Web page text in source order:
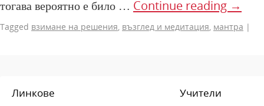
тогава вероятно е било … Continue reading →
Tagged взимане на решения, възглед и медитация, мантра |
Линкове Учители